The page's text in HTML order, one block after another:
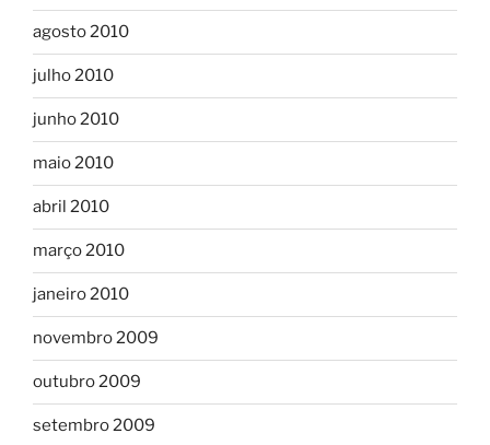
agosto 2010
julho 2010
junho 2010
maio 2010
abril 2010
março 2010
janeiro 2010
novembro 2009
outubro 2009
setembro 2009